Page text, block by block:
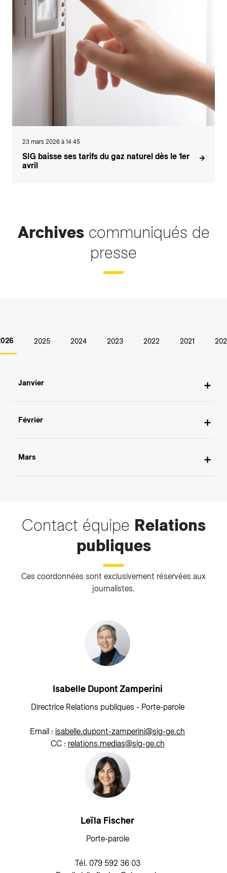
23 mars 2026 à 14:45
SIG baisse ses tarifs du gaz naturel dès le 1er
avril
Archivescommuniqués de
presse
2025 2024 2023 2022 2021
Janvier2026
Février2026
Mars2026
Contact équipe Relations
publiques
Ces coordonnées sont exclusivement réservées aux
journalistes.
Isabelle Dupont Zamperini
Directrice Relations publiques - Porte-parole
Email : isabelle.dupont-zamperini@sig-ge.ch
CC : relations.medias@sig-ge.ch
Leïla Fischer
Porte-parole
Tél. 079 592 36 03